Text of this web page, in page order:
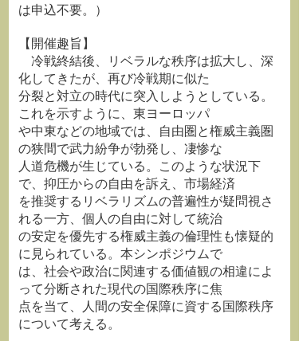
は申込不要。）
【開催趣旨】
冷戦終結後、リベラルな秩序は拡大し、深
化してきたが、再び冷戦期に似た
分裂と対立の時代に突入しようとしている。
これを示すように、東ヨーロッパ
や中東などの地域では、自由圏と権威主義圏
の狭間で武力紛争が勃発し、凄惨な
人道危機が生じている。このような状況下
で、抑圧からの自由を訴え、市場経済
を推奨するリベラリズムの普遍性が疑問視さ
れる一方、個人の自由に対して統治
の安定を優先する権威主義の倫理性も懐疑的
に見られている。本シンポジウムで
は、社会や政治に関連する価値観の相違によ
って分断された現代の国際秩序に焦
点を当て、人間の安全保障に資する国際秩序
について考える。